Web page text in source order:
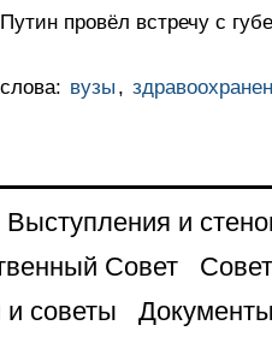
провёл встречу с
вузы ,
Выступления и
Совет
советы
Документы